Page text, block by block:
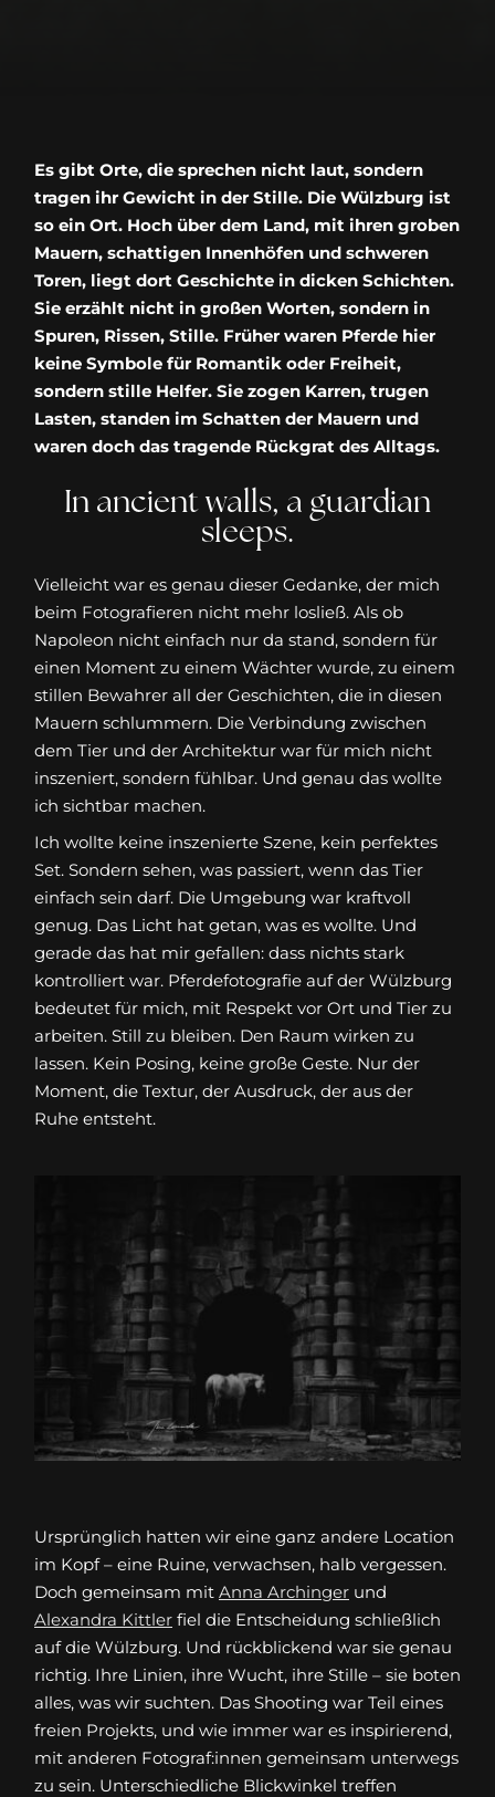
Es gibt Orte, die sprechen nicht laut, sondern
tragen ihr Gewicht in der Stille. Die Wülzburg ist
so ein Ort. Hoch über dem Land, mit ihren groben
Mauern, schattigen Innenhöfen und schweren
Toren, liegt dort Geschichte in dicken Schichten.
Sie erzählt nicht in großen Worten, sondern in
Spuren, Rissen, Stille. Früher waren Pferde hier
keine Symbole für Romantik oder Freiheit,
sondern stille Helfer. Sie zogen Karren, trugen
Lasten, standen im Schatten der Mauern und
waren doch das tragende Rückgrat des Alltags.
In ancient walls, a guardian
sleeps.
Vielleicht war es genau dieser Gedanke, der mich
beim Fotografieren nicht mehr losließ. Als ob
Napoleon nicht einfach nur da stand, sondern für
einen Moment zu einem Wächter wurde, zu einem
stillen Bewahrer all der Geschichten, die in diesen
Mauern schlummern. Die Verbindung zwischen
dem Tier und der Architektur war für mich nicht
inszeniert, sondern fühlbar. Und genau das wollte
ich sichtbar machen.
Ich wollte keine inszenierte Szene, kein perfektes
Set. Sondern sehen, was passiert, wenn das Tier
einfach sein darf. Die Umgebung war kraftvoll
genug. Das Licht hat getan, was es wollte. Und
gerade das hat mir gefallen: dass nichts stark
kontrolliert war. Pferdefotografie auf der Wülzburg
bedeutet für mich, mit Respekt vor Ort und Tier zu
arbeiten. Still zu bleiben. Den Raum wirken zu
lassen. Kein Posing, keine große Geste. Nur der
Moment, die Textur, der Ausdruck, der aus der
Ruhe entsteht.
Ursprünglich hatten wir eine ganz andere Location
im Kopf – eine Ruine, verwachsen, halb vergessen.
Doch gemeinsam mit Anna Archinger und
Alexandra Kittler fiel die Entscheidung schließlich
auf die Wülzburg. Und rückblickend war sie genau
richtig. Ihre Linien, ihre Wucht, ihre Stille – sie boten
alles, was wir suchten. Das Shooting war Teil eines
freien Projekts, und wie immer war es inspirierend,
mit anderen Fotograf:innen gemeinsam unterwegs
zu sein. Unterschiedliche Blickwinkel treffen